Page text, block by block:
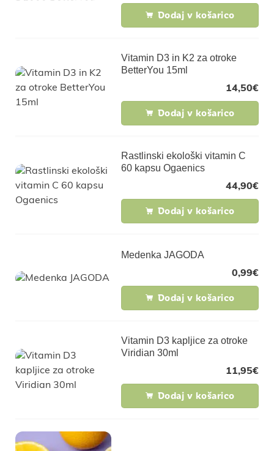
Dodaj v košarico
Vitamin D3 in K2 za otroke
BetterYou 15ml
14,50€
Dodaj v košarico
Rastlinski ekološki vitamin C
60 kapsu Ogaenics
44,90€
Dodaj v košarico
Medenka JAGODA
0,99€
Dodaj v košarico
Vitamin D3 kapljice za otroke
Viridian 30ml
11,95€
Dodaj v košarico